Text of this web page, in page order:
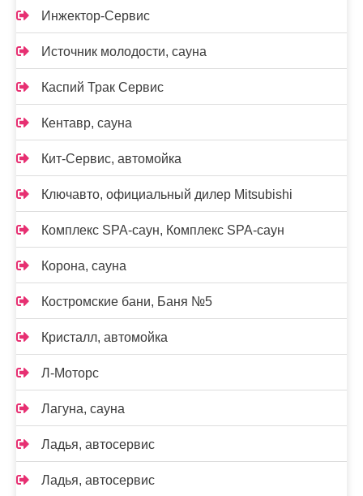
Инжектор-Сервис
Источник молодости, сауна
Каспий Трак Сервис
Кентавр, сауна
Кит-Сервис, автомойка
Ключавто, официальный дилер Mitsubishi
Комплекс SPA-саун, Комплекс SPA-саун
Корона, сауна
Костромские бани, Баня №5
Кристалл, автомойка
Л-Моторс
Лагуна, сауна
Ладья, автосервис
Ладья, автосервис